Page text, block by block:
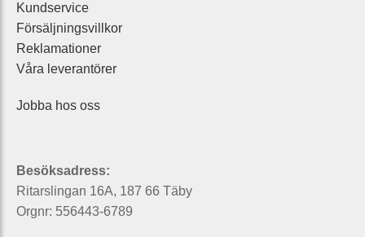
Kundservice
Försäljningsvillkor
Reklamationer
Våra leverantörer
Jobba hos oss
Besöksadress:
Ritarslingan 16A, 187 66 Täby
Orgnr: 556443-6789